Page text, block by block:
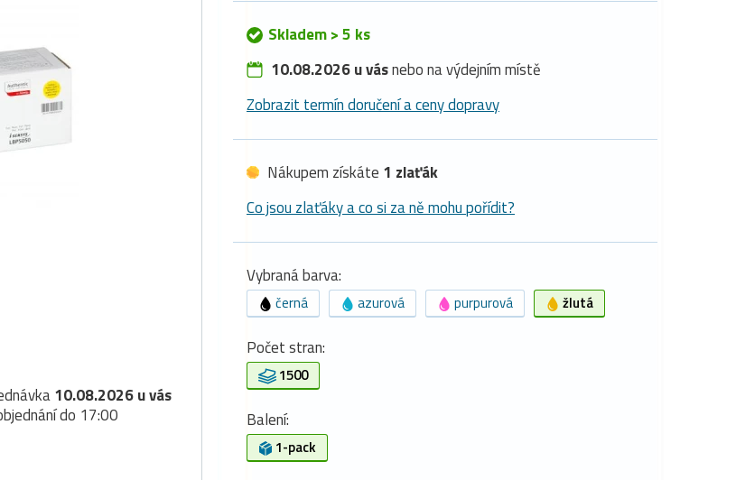
10.08.2026 u vás
do 17:00
Skladem > 5 ks
10.08.2026 u vásnebo na výdejním místě
Zobrazit termín doručení a ceny dopravy
Nákupem získáte 1 zlaťák
Co jsou zlaťáky a co si za ně mohu pořídit?
Vybraná barva:
černá azurová purpurová žlutá
Počet stran:
1500
Balení:
1-pack